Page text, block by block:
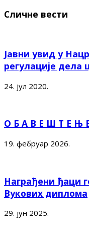
Сличне вести
Јавни увид у
регулације дела
24. јул 2020.
О Б А В Е Ш Т Е Њ
19. фебруар 2026.
Награђени ђаци
Вукових диплома
29. јун 2025.